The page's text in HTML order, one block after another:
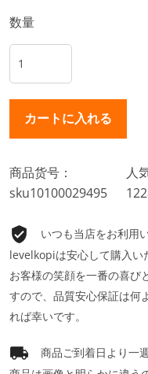
数量
商品货号：
sku10100029495
人
いつも当店をお利用
levelkopiは安心して購入い
お客様の笑顔を一番の喜び
すので、品質安心保証は何
れば幸いです。
商品ご到着日より一